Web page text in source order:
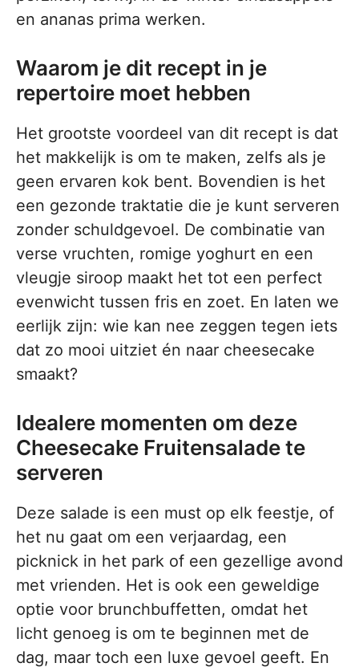
en ananas prima werken.
Waarom je dit recept in je
repertoire moet hebben
Het grootste voordeel van dit recept is dat
het makkelijk is om te maken, zelfs als je
geen ervaren kok bent. Bovendien is het
een gezonde traktatie die je kunt serveren
zonder schuldgevoel. De combinatie van
verse vruchten, romige yoghurt en een
vleugje siroop maakt het tot een perfect
evenwicht tussen fris en zoet. En laten we
eerlijk zijn: wie kan nee zeggen tegen iets
dat zo mooi uitziet én naar cheesecake
smaakt?
Idealere momenten om deze
Cheesecake Fruitensalade te
serveren
Deze salade is een must op elk feestje, of
het nu gaat om een verjaardag, een
picknick in het park of een gezellige avond
met vrienden. Het is ook een geweldige
optie voor brunchbuffetten, omdat het
licht genoeg is om te beginnen met de
dag, maar toch een luxe gevoel geeft. En